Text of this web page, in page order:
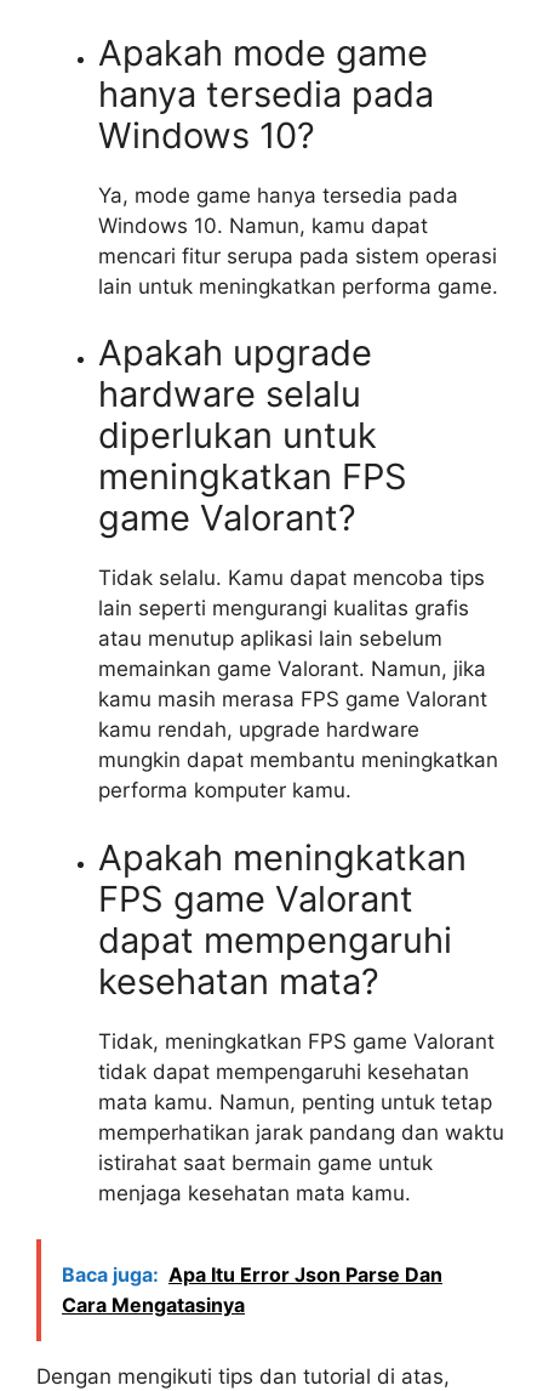
Apakah mode game
hanya tersedia pada
Windows 10?
Ya, mode game hanya tersedia pada
Windows 10. Namun, kamu dapat
mencari fitur serupa pada sistem operasi
lain untuk meningkatkan performa game.
Apakah upgrade
hardware selalu
diperlukan untuk
meningkatkan FPS
game Valorant?
Tidak selalu. Kamu dapat mencoba tips
lain seperti mengurangi kualitas grafis
atau menutup aplikasi lain sebelum
memainkan game Valorant. Namun, jika
kamu masih merasa FPS game Valorant
kamu rendah, upgrade hardware
mungkin dapat membantu meningkatkan
performa komputer kamu.
Apakah meningkatkan
FPS game Valorant
dapat mempengaruhi
kesehatan mata?
Tidak, meningkatkan FPS game Valorant
tidak dapat mempengaruhi kesehatan
mata kamu. Namun, penting untuk tetap
memperhatikan jarak pandang dan waktu
istirahat saat bermain game untuk
menjaga kesehatan mata kamu.
Baca juga: Apa Itu Error Json Parse Dan
Cara Mengatasinya
Dengan mengikuti tips dan tutorial di atas,